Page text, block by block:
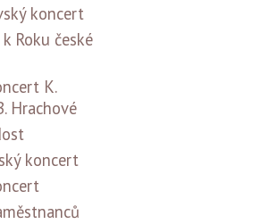
koncert
Roku české
K.
Hrachové
koncert